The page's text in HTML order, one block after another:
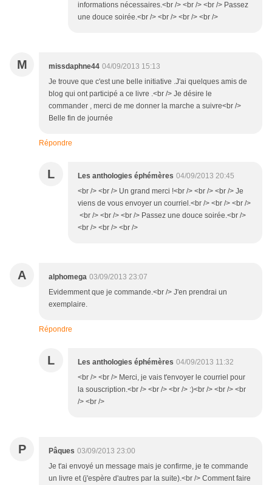
informations nécessaires.<br /> <br /> <br /> Passez
une douce soirée.<br /> <br /> <br /> <br />
M missdaphne44 04/09/2013 15:13
Je trouve que c'est une belle initiative .J'ai quelques amis de
blog qui ont participé a ce livre .<br /> Je désire le
commander , merci de me donner la marche a suivre<br />
Belle fin de journée
Répondre
L Les anthologies éphémères 04/09/2013 20:45
<br /> <br /> Un grand merci !<br /> <br /> <br /> Je
viens de vous envoyer un courriel.<br /> <br /> <br />
<br /> <br /> <br /> Passez une douce soirée.<br />
<br /> <br /> <br />
A alphomega 03/09/2013 23:07
Evidemment que je commande.<br /> J'en prendrai un
exemplaire.
Répondre
L Les anthologies éphémères 04/09/2013 11:32
<br /> <br /> Merci, je vais t'envoyer le courriel pour
la souscription.<br /> <br /> <br /> :)<br /> <br /> <br
/> <br />
P Pâques 03/09/2013 23:00
Je t'ai envoyé un message mais je confirme, je te commande
un livre et (j'espère d'autres par la suite).<br /> Comment faire